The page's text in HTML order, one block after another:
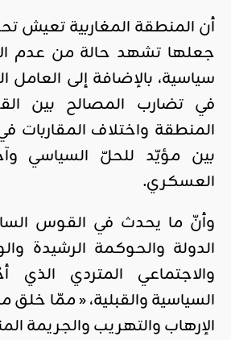
أن المنطقة المغاربية تعيش
جعلها تشهد حالة من عدم
سياسية، بالإضافة إلى العامل
في تضارب المصالح بين
المنطقة واختلاف المقاربات
بين مؤيّد للحلّ السياسي
العسكري.
وأنّ ما يحدث في القوس
الدولة والحوكمة الرشيدة
والاجتماعي المتردي الذي
السياسية والقبلية، « ممّا خلق
الإرهاب والتهريب والجريمة